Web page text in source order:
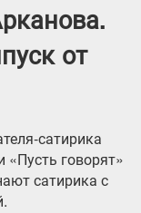
от
сатирика
«Пусть говорят»
сатирика с